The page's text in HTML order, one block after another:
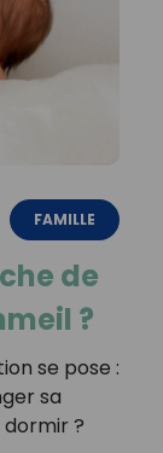
FAMILLE
de
?
se pose :
sa
?